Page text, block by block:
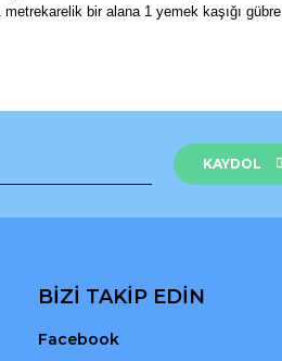
bir alana 1 yemek kaşığı gübre
KAYDOL
BİZİ TAKİP EDİN
Facebook